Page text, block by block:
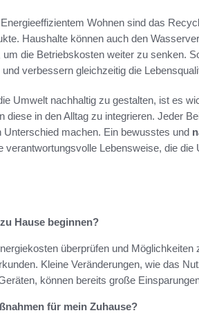
Wohnen sind das
Haushalte können auch den
die Betriebskosten weiter zu senken.
verbessern gleichzeitig die
Umwelt nachhaltig zu gestalten, ist es
diese in den Alltag zu integrieren. Jeder
machen. Ein bewusstes und
verantwortungsvolle Lebensweise, die
Hause beginnen?
überprüfen und Möglichkeiten
Kleine Veränderungen, wie das
können bereits große
für mein Zuhause?